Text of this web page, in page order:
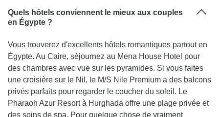
Quels hôtels conviennent le mieux aux couples
en Égypte ?
Vous trouverez d'excellents hôtels romantiques partout en
Égypte. Au Caire, séjournez au Mena House Hotel pour
des chambres avec vue sur les pyramides. Si vous faites
une croisière sur le Nil, le M/S Nile Premium a des balcons
privés parfaits pour regarder le coucher du soleil. Le
Pharaoh Azur Resort à Hurghada offre une plage privée et
des soins de spa. Pour quelque chose de vraiment